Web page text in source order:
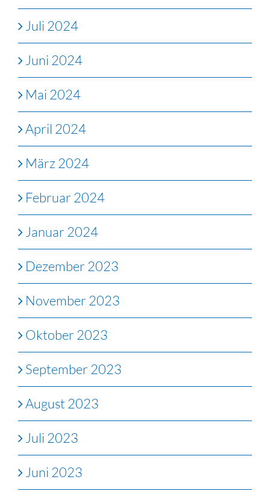
Juli 2024
Juni 2024
Mai 2024
April 2024
März 2024
Februar 2024
Januar 2024
Dezember 2023
November 2023
Oktober 2023
September 2023
August 2023
Juli 2023
Juni 2023